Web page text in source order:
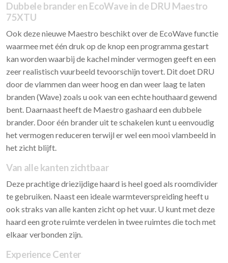
Dubbele brander en EcoWave in de DRU Maestro
75XTU
Ook deze nieuwe Maestro beschikt over de EcoWave functie
waarmee met één druk op de knop een programma gestart
kan worden waarbij de kachel minder vermogen geeft en een
zeer realistisch vuurbeeld tevoorschijn tovert. Dit doet DRU
door de vlammen dan weer hoog en dan weer laag te laten
branden (Wave) zoals u ook van een echte houthaard gewend
bent. Daarnaast heeft de Maestro gashaard een dubbele
brander. Door één brander uit te schakelen kunt u eenvoudig
het vermogen reduceren terwijl er wel een mooi vlambeeld in
het zicht blijft.
Van alle kanten zichtbaar
Deze prachtige driezijdige haard is heel goed als roomdivider
te gebruiken. Naast een ideale warmteverspreiding heeft u
ook straks van alle kanten zicht op het vuur. U kunt met deze
haard een grote ruimte verdelen in twee ruimtes die toch met
elkaar verbonden zijn.
Experience Center